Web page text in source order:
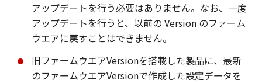
アップデートを行う必要はありません。なお、一度
アップデートを行うと、以前の Version のファーム
ウエアに戻すことはできません。
旧ファームウエアVersionを搭載した製品に、最新
のファームウエアVersionで作成した設定データを